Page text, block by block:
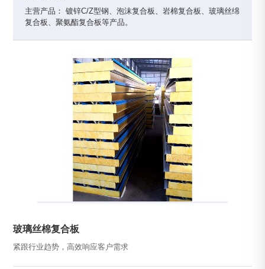
主营产品： 镀锌C/Z型钢、泡沫复合板、岩棉复合板、玻璃丝绵
复合板、聚氨酯复合板等产品。
玻璃丝棉复合板
紧跟行业趋势，高效响应客户需求